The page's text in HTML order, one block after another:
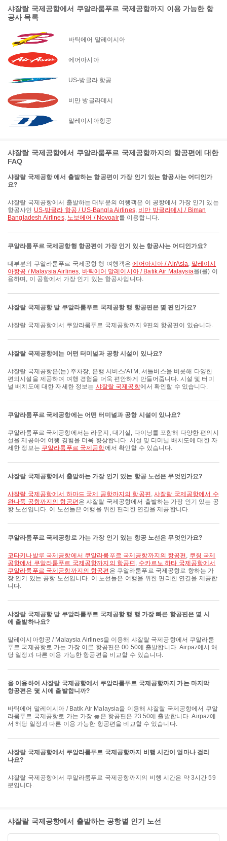
샤잘랄 국제공항에서 쿠알라룸푸르 국제공항까지 이용 가능한 항
공사 목록
바틱에어 말레이시아
에어아시아
US-방글라 항공
비만 방글라데시
말레이시아항공
샤잘랄 국제공항에서 쿠알라룸푸르 국제공항까지의 항공편에 대한
FAQ
샤잘랄 국제공항 에서 출발하는 항공편이 가장 인기 있는 항공사는 어디인가
요?
샤잘랄 국제공항에서 출발하는 대부분의 여행객은 이 공항에서 가장 인기 있는
항공사인 US-방글라 항공 / US-Bangla Airlines, 비만 방글라데시 / Biman
Bangladesh Airlines, 노보에어 / Novoair를 이용합니다.
쿠알라룸푸르 국제공항행 항공편이 가장 인기 있는 항공사는 어디인가요?
대부분의 쿠알라룸푸르 국제공항 행 여행객은에어아시아 / AirAsia, 말레이시
아항공 / Malaysia Airlines, 바틱에어 말레이시아 / Batik Air Malaysia을(를) 이
용하며, 이 공항에서 가장 인기 있는 항공사입니다.
샤잘랄 국제공항 발 쿠알라룸푸르 국제공항 행 항공편은 몇 편인가요?
샤잘랄 국제공항에서 쿠알라룸푸르 국제공항까지 9편의 항공편이 있습니다.
샤잘랄 국제공항에는 어떤 터미널과 공항 시설이 있나요?
샤잘랄 국제공항은(는) 주차장, 은행 서비스/ATM, 셔틀버스을 비롯해 다양한
편의시설을 제공하여 여행 경험을 더욱 편안하게 만들어줍니다. 시설 및 터미
널 배치도에 대한 자세한 정보는 샤잘랄 국제공항에서 확인할 수 있습니다.
쿠알라룸푸르 국제공항에는 어떤 터미널과 공항 시설이 있나요?
쿠알라룸푸르 국제공항에서는 라운지, 대기실, 다이닝를 포함해 다양한 편의시
설을 제공하여 여행 경험을 더욱 향상합니다. 시설 및 터미널 배치도에 대한 자
세한 정보는 쿠알라룸푸르 국제공항에서 확인할 수 있습니다.
샤잘랄 국제공항에서 출발하는 가장 인기 있는 항공 노선은 무엇인가요?
샤잘랄 국제공항에서 하마드 국제 공항까지의 항공편 ,샤잘랄 국제공항에서 수
완나품 공항까지의 항공편 은 샤잘랄 국제공항에서 출발하는 가장 인기 있는 공
항 노선입니다. 이 노선들은 여행을 위한 편리한 연결을 제공합니다.
쿠알라룸푸르 국제공항로 가는 가장 인기 있는 항공 노선은 무엇인가요?
코타키나발루 국제공항에서 쿠알라룸푸르 국제공항까지의 항공편 , 쿠칭 국제
공항에서 쿠알라룸푸르 국제공항까지의 항공편 , 수카르노 하타 국제공항에서
쿠알라룸푸르 국제공항까지의 항공편 은 쿠알라룸푸르 국제공항로 향하는 가
장 인기 있는 공항 노선입니다. 이 노선들은 여행을 위한 편리한 연결을 제공합
니다.
샤잘랄 국제공항 발 쿠알라룸푸르 국제공항 행 행 가장 빠른 항공편은 몇 시
에 출발하나요?
말레이시아항공 / Malaysia Airlines을 이용해 샤잘랄 국제공항에서 쿠알라룸
푸르 국제공항로 가는 가장 이른 항공편은 00:50에 출발합니다. Airpaz에서 해
당 일정과 다른 이용 가능한 항공편을 비교할 수 있습니다.
을 이용하여 샤잘랄 국제공항에서 쿠알라룸푸르 국제공항까지 가는 마지막
항공편은 몇 시에 출발합니까?
바틱에어 말레이시아 / Batik Air Malaysia을 이용해 샤잘랄 국제공항에서 쿠알
라룸푸르 국제공항로 가는 가장 늦은 항공편은 23:50에 출발합니다. Airpaz에
서 해당 일정과 다른 이용 가능한 항공편을 비교할 수 있습니다.
샤잘랄 국제공항에서 쿠알라룸푸르 국제공항까지 비행 시간이 얼마나 걸리
나요?
샤잘랄 국제공항에서 쿠알라룸푸르 국제공항까지의 비행 시간은 약 3시간 59
분입니다.
샤잘랄 국제공항에서 출발하는 공항별 인기 노선